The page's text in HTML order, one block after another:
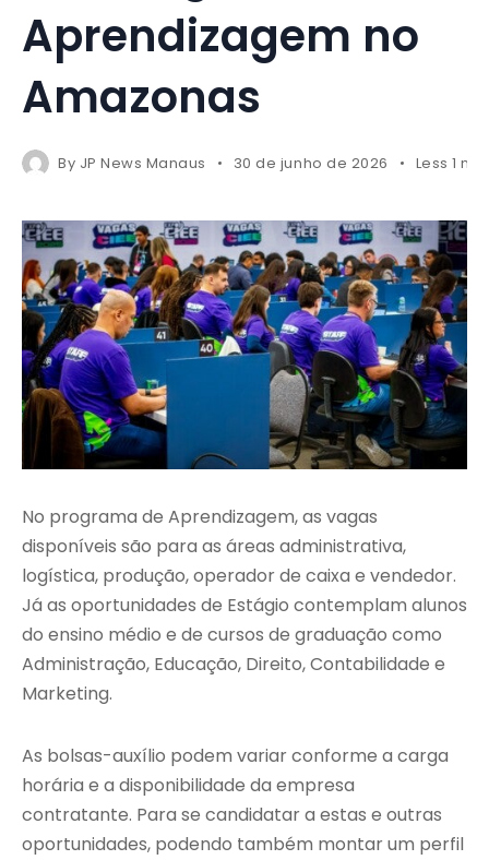
Aprendizagem no
Amazonas
By JP News Manaus 30 de junho de 2026 Less 1
No programa de Aprendizagem, as vagas
disponíveis são para as áreas administrativa,
logística, produção, operador de caixa e vendedor.
Já as oportunidades de Estágio contemplam alunos
do ensino médio e de cursos de graduação como
Administração, Educação, Direito, Contabilidade e
Marketing.
As bolsas-auxílio podem variar conforme a carga
horária e a disponibilidade da empresa
contratante. Para se candidatar a estas e outras
oportunidades, podendo também montar um perfil